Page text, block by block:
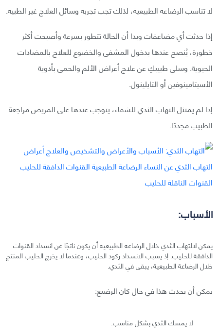
لا تناسب الرضاعة الطبيعية، لذلك تجب تجربة وسائل العلاج غير الطبية.
إذا حدثت أي مضاعفات وبدا أن الحالة تتطور بسرعة وأصبحت أكثر
خطورة، يُنصح عندها بدخول المشفى والخضوع للعلاج بالمضادات
الحيوية. وسلي طبيبكِ عن علاج أعراض الألم والحمى بأدوية
الأسيتامينوفين أو التايلينول.
إذا لم يمتثل التهاب الثدي للشفاء، يتوجب عندها على المريض مراجعة
الطبيب مجددًا.
الأسباب:
يمكن لالتهاب الثدي خلال الرضاعة الطبيعية أن يكون ناتجًا عن انسداد القنوات
الدافقة للحليب. إذ يسبب الانسداد ركود الحليب، وعندما لا يخرج الحليب المنتج
خلال الرضاعة الطبيعية، يبقى في الثدي.
يمكن أن يحدث هذا في حال كان الرضيع:
لا يمسك الثدي بشكل مناسب.